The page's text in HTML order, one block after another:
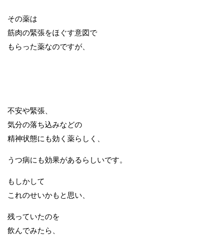
その薬は
筋肉の緊張をほぐす意図で
もらった薬なのですが、
不安や緊張、
気分の落ち込みなどの
精神状態にも効く薬らしく、
うつ病にも効果があるらしいです。
もしかして
これのせいかもと思い、
残っていたのを
飲んでみたら、